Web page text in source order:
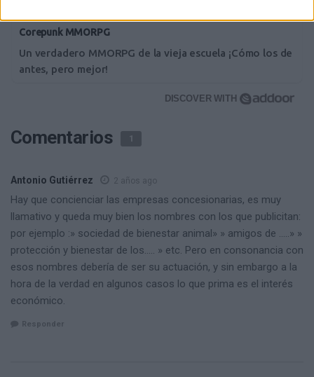
Corepunk MMORPG
Un verdadero MMORPG de la vieja escuela ¡Cómo los de
antes, pero mejor!
DISCOVER WITH
Comentarios 1
Antonio Gutiérrez 2 años ago
Hay que concienciar las empresas concesionarias, es muy
llamativo y queda muy bien los nombres con los que publicitan:
por ejemplo :» sociedad de bienestar animal» » amigos de …..» »
protección y bienestar de los….. » etc. Pero en consonancia con
esos nombres debería de ser su actuación, y sin embargo a la
hora de la verdad en algunos casos lo que prima es el interés
económico.
Responder